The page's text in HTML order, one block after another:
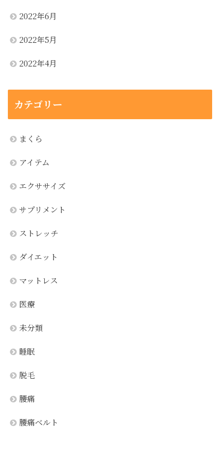
2022年6月
2022年5月
2022年4月
カテゴリー
まくら
アイテム
エクササイズ
サプリメント
ストレッチ
ダイエット
マットレス
医療
未分類
睡眠
脱毛
腰痛
腰痛ベルト